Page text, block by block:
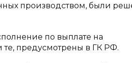
производством, были
по выплате на
те, предусмотрены в ГК РФ.